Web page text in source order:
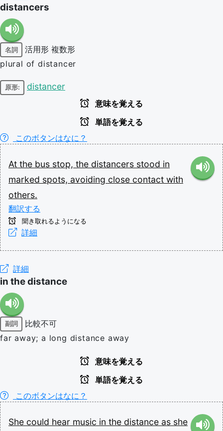
distancers
名詞 活用形 複数形
plural of distancer
原形: distancer
意味を覚える
単語を覚える
このボタンはなに？
At the bus stop, the distancers stood in
marked spots, avoiding close contact with
others.
翻訳する
聞き取れるようになる
詳細
詳細
in the distance
副詞
比較不可
far away; a long distance away
意味を覚える
単語を覚える
このボタンはなに？
She could hear music in the distance as she